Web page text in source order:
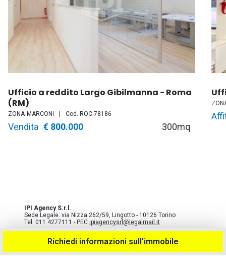
Ufficio a reddito Largo Gibilmanna - Roma
(RM)
ZONA MARCONI Cod. ROC-78186
Tipo
Vendita Prezzo
€ 800.000 300mq
IPI Agency S.r.l.
Sede Legale: via Nizza 262/59, Lingotto - 10126 Torino
Tel. 011 4277111 - PEC ipiagencysrl@legalmail.it
Cod. Fisc. e Partita Iva 06348780013
Richiedi informazioni sull'immobile